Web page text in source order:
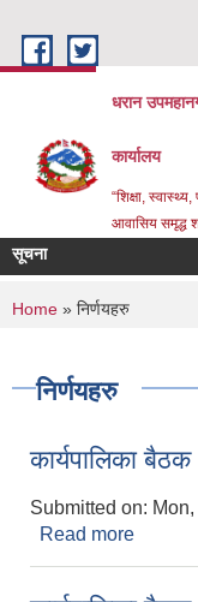
धरान
कार्यालय
“शिक्षा,
आवासिय समृद्ध
सूचना
You are here
Home » निर्णयहरु
निर्णयहरु
कार्यपालिका
Submitted on:
Read more